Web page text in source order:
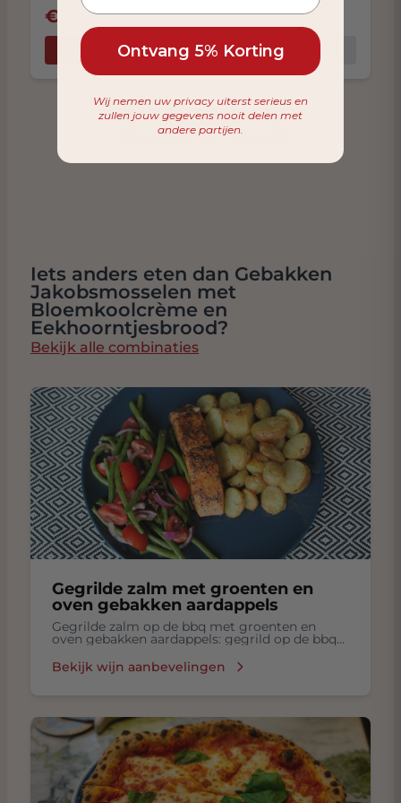
€ 34.25
In Winkelwagen Bekijk
Toon meer wijnen
Iets anders eten dan Gebakken
Jakobsmosselen met
Bloemkoolcrème en
Eekhoorntjesbrood?
Bekijk alle combinaties
Gegrilde zalm met groenten en
oven gebakken aardappels
Gegrilde zalm op de bbq met groenten en
oven gebakken aardappels: gegrild op de bbq
Bekijk wijn aanbevelingen
Ontvang 5% Korting
Wij nemen uw privacy uiterst serieus en
zullen jouw gegevens nooit delen met
andere partijen.